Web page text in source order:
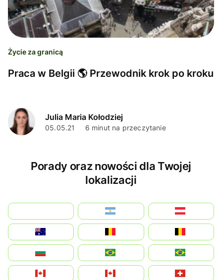
Życie za granicą
Praca w Belgii 🌎 Przewodnik krok po kroku
Julia Maria Kołodziej
05.05.21 6 minut na przeczytanie
Porady oraz nowości dla Twojej
lokalizacji
بالعربية
Argentina
Österreich
Australia
België
Belgique
България
Brasil (ES)
Brasil
Canada (FR)
Canada
Svizzera